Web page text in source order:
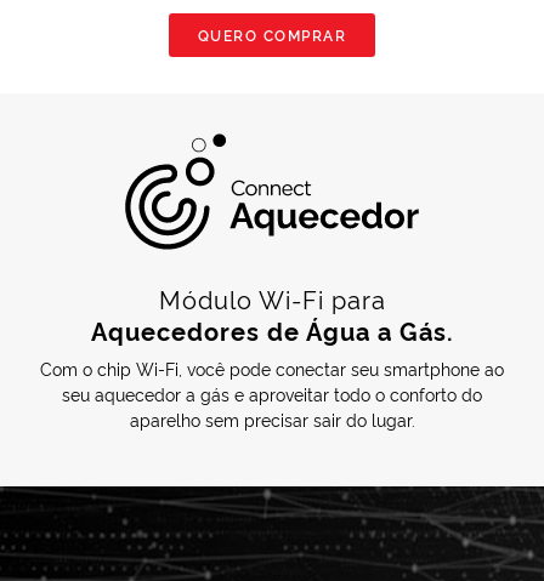
QUERO COMPRAR
Módulo Wi-Fi para
Aquecedores de Água a Gás.
Com o chip Wi-Fi, você pode conectar seu smartphone ao
seu aquecedor a gás e aproveitar todo o conforto do
aparelho sem precisar sair do lugar.